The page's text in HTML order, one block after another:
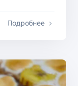
Подробнее